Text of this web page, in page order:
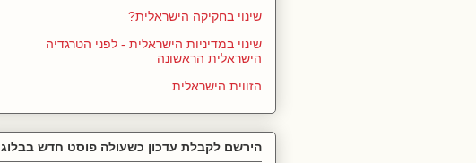
שינוי בחקיקה הישראלית?
שינוי במדיניות הישראלית - לפני הטרגדיה
הישראלית הראשונה
הזווית הישראלית
הירשם לקבלת עדכון כשעולה פוסט חדש בבלוג